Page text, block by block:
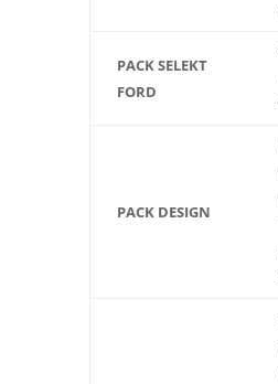
PACK SELEKT
FORD
PACK DESIGN